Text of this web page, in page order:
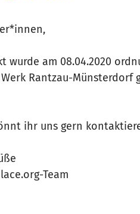
wurde am 08.04.2020
Rantzau-
ihr uns gern
Team